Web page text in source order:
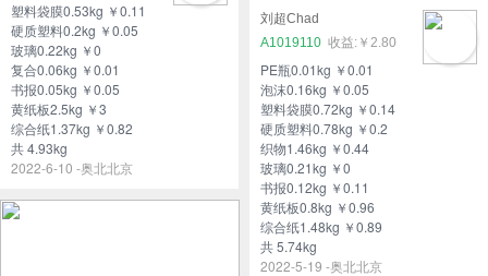
塑料袋膜0.53kg ￥0.11
硬质塑料0.2kg ￥0.05
玻璃0.22kg ￥0
复合0.06kg ￥0.01
书报0.05kg ￥0.05
黄纸板2.5kg ￥3
综合纸1.37kg ￥0.82
共 4.93kg
2022-6-10 -奥北北京
刘超Chad
A1019110
￥2.80
PE瓶0.01kg ￥0.01
泡沫0.16kg ￥0.05
塑料袋膜0.72kg ￥0.14
硬质塑料0.78kg ￥0.2
织物1.46kg ￥0.44
玻璃0.21kg ￥0
书报0.12kg ￥0.11
黄纸板0.8kg ￥0.96
综合纸1.48kg ￥0.89
共 5.74kg
2022-5-19 -奥北北京